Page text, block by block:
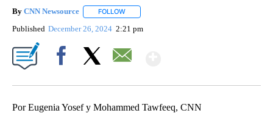
By CNN Newsource FOLLOW
Published December 26, 2024 2:21 pm
Por Eugenia Yosef y Mohammed Tawfeeq, CNN